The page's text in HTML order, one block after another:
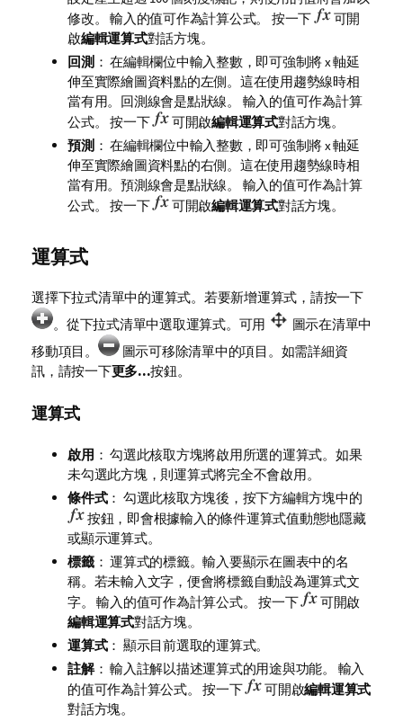
修改。 輸入的值可作為計算公式。 按一下
可開
啟編輯運算式對話方塊。
回測 ： 在編輯欄位中輸入整數，即可強制將 x 軸延
伸至實際繪圖資料點的左側。這在使用趨勢線時相
當有用。回測線會是點狀線。 輸入的值可作為計算
公式。 按一下
可開啟編輯運算式對話方塊。
預測 ： 在編輯欄位中輸入整數，即可強制將 x 軸延
伸至實際繪圖資料點的右側。這在使用趨勢線時相
當有用。預測線會是點狀線。 輸入的值可作為計算
公式。 按一下
可開啟編輯運算式對話方塊。
運算式
選擇下拉式清單中的運算式。若要新增運算式，請按一下
。從下拉式清單中選取運算式。可用
圖示在清單中
移動項目。
圖示可移除清單中的項目。如需詳細資
訊，請按一下更多...按鈕。
運算式
啟用 ： 勾選此核取方塊將啟用所選的運算式。如果
未勾選此方塊，則運算式將完全不會啟用。
條件式： 勾選此核取方塊後，按下方編輯方塊中的
按鈕，即會根據輸入的條件運算式值動態地隱藏
或顯示運算式。
標籤： 運算式的標籤。輸入要顯示在圖表中的名
稱。若未輸入文字，便會將標籤自動設為運算式文
字。 輸入的值可作為計算公式。 按一下
可開啟
編輯運算式對話方塊。
運算式： 顯示目前選取的運算式。
註解： 輸入註解以描述運算式的用途與功能。 輸入
的值可作為計算公式。 按一下
可開啟編輯運算式
對話方塊。